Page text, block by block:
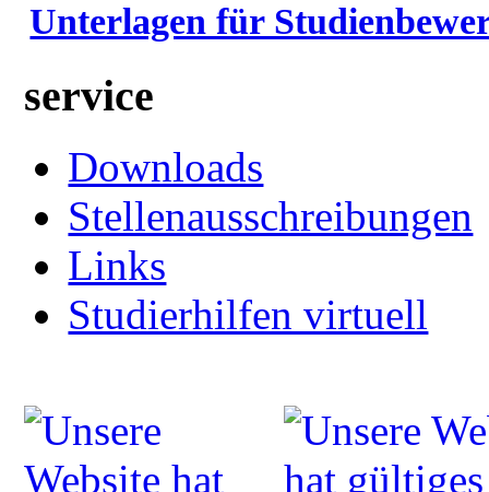
Unterlagen für
service
Downloads
Stellenausschreibungen
Links
Studierhilfen virtuell